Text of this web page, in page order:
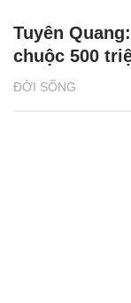
ĐỜI SỐNG
Tuyên
chuộc 500